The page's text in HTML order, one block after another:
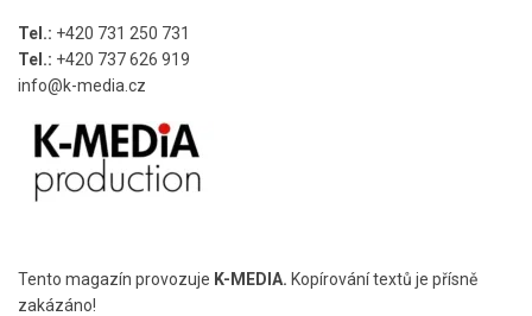
Tel.: +420 731 250 731
Tel.: +420 737 626 919
info@k-media.cz
Tento magazín provozuje K-MEDIA. Kopírování textů je přísně
zakázáno!